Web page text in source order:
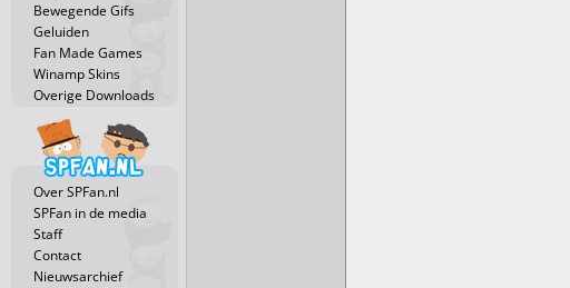
Bewegende Gifs
Geluiden
Fan Made Games
Winamp Skins
Overige Downloads
Over SPFan.nl
SPFan in de media
Staff
Contact
Nieuwsarchief